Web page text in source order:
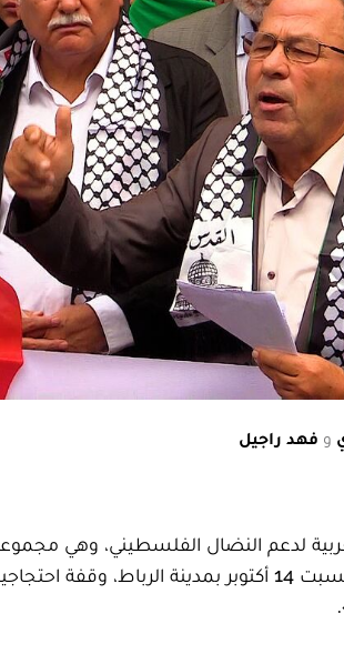
و فهد راجيل
لدعم النضال الفلسطيني، وهي
ومعارضة) ونقابات منتسبة، السبت 14 أكتوبر